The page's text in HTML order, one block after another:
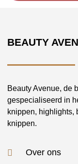
BEAUTY
Beauty Avenue, de
gespecialiseerd in
knippen, highlights,
knippen.
Over ons